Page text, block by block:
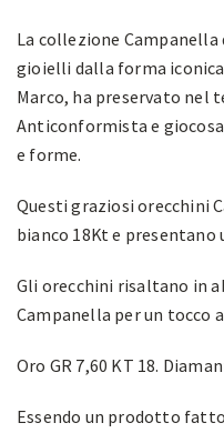
La collezione
gioielli dalla forma
Marco, ha preservato nel
Anticonformista e
e forme.
Questi graziosi orecchini
bianco 18Kt e
Gli orecchini risaltano in
Campanella per un tocco
Oro GR 7,60 KT 18.
Essendo un prodotto